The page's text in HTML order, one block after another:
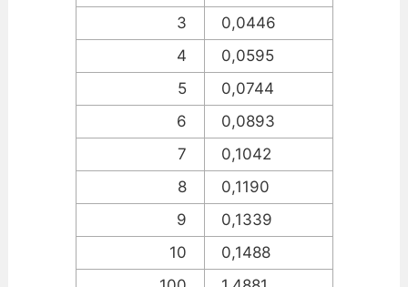
3
0,0446
4
0,0595
5
0,0744
6
0,0893
7
0,1042
8
0,1190
9
0,1339
10
0,1488